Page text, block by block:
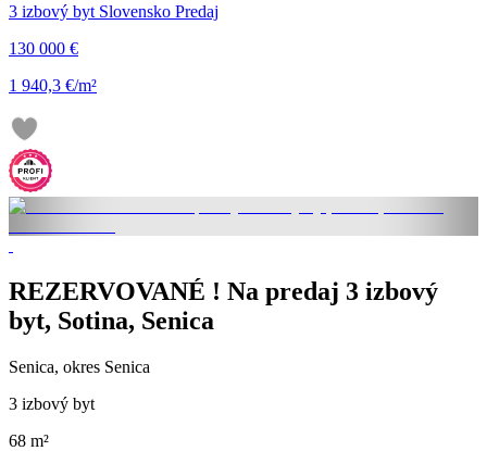
3 izbový byt Slovensko Predaj
130 000 €
1 940,3 €/m²
REZERVOVANÉ ! Na predaj 3 izbový
byt, Sotina, Senica
Senica, okres Senica
3 izbový byt
68 m²